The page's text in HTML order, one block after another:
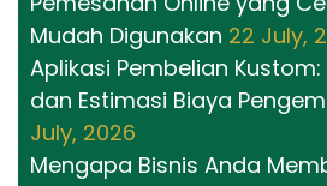
Mudah Digunakan 22 July,
Aplikasi Pembelian
dan Estimasi Biaya
July, 2026
Mengapa Bisnis Anda